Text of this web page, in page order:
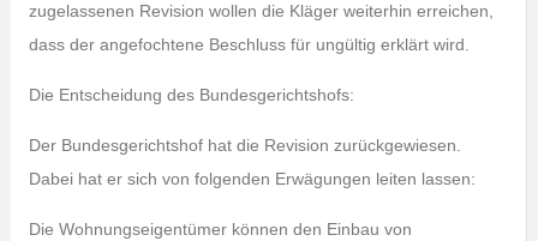
zugelassenen Revision wollen die Kläger weiterhin erreichen,
dass der angefochtene Beschluss für ungültig erklärt wird.
Die Entscheidung des Bundesgerichtshofs:
Der Bundesgerichtshof hat die Revision zurückgewiesen.
Dabei hat er sich von folgenden Erwägungen leiten lassen:
Die Wohnungseigentümer können den Einbau von